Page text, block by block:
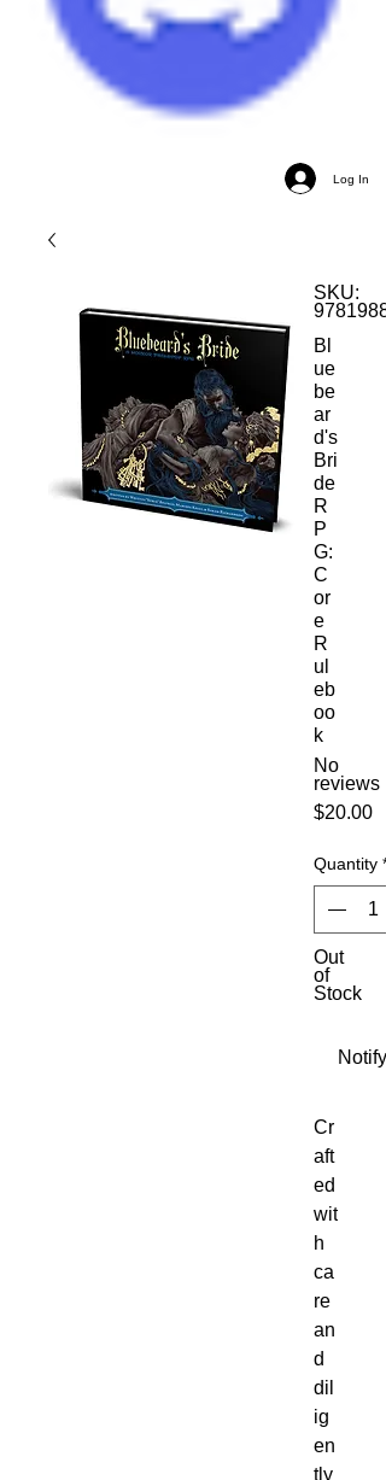
Log In
SKU:
Bl
ue
be
ar
d's
Bri
de
R
P
G:
C
or
e
R
ul
eb
oo
k
No
reviews
$20.00
Quantity *
Out
of
Stock
Cr
aft
ed
wit
h
ca
re
an
d
dil
ig
en
tly